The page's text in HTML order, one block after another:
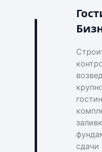
сдачи